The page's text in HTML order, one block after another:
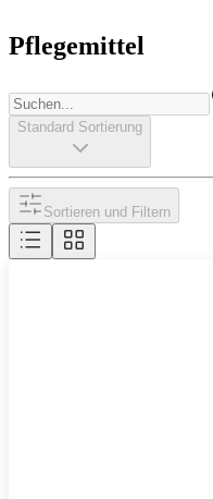
Pflegemittel
Standard Sortierung
Sortieren und Filtern